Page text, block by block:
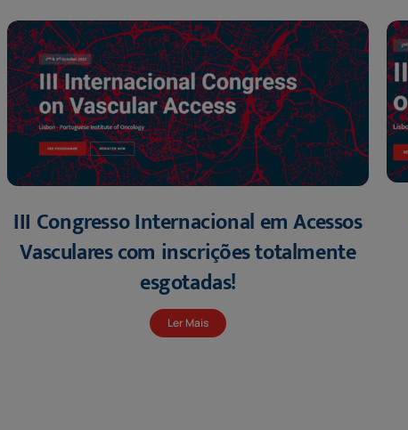
III Congresso Internacional em Acessos
Vasculares com inscrições totalmente
esgotadas!
Ler Mais